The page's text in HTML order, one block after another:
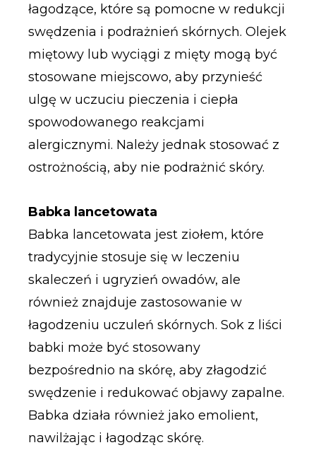
łagodzące, które są pomocne w redukcji
swędzenia i podrażnień skórnych. Olejek
miętowy lub wyciągi z mięty mogą być
stosowane miejscowo, aby przynieść
ulgę w uczuciu pieczenia i ciepła
spowodowanego reakcjami
alergicznymi. Należy jednak stosować z
ostrożnością, aby nie podrażnić skóry.
Babka lancetowata
Babka lancetowata jest ziołem, które
tradycyjnie stosuje się w leczeniu
skaleczeń i ugryzień owadów, ale
również znajduje zastosowanie w
łagodzeniu uczuleń skórnych. Sok z liści
babki może być stosowany
bezpośrednio na skórę, aby złagodzić
swędzenie i redukować objawy zapalne.
Babka działa również jako emolient,
nawilżając i łagodząc skórę.